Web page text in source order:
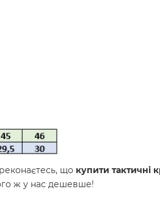
що купити тактичні
ж у нас дешевше!